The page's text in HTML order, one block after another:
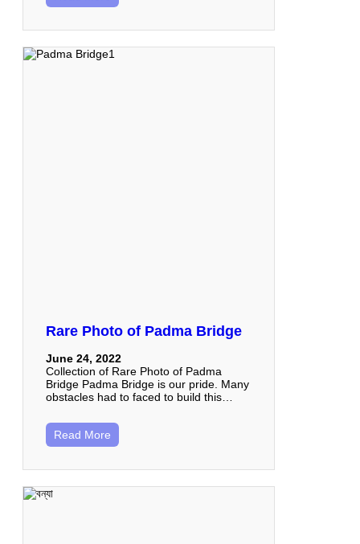
Rare Photo of Padma Bridge
June 24, 2022
Collection of Rare Photo of Padma
Bridge Padma Bridge is our pride. Many
obstacles had to faced to build this…
Read More